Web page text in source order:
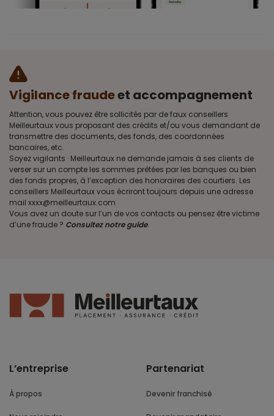
Vigilance fraudeet accompagnement
Attention, vous pouvez être sollicités par de faux conseillers
Meilleurtaux vous proposant des crédits et/ou vous demandant de
transmettre des documents, des fonds, des coordonnées
bancaires, etc.
Soyez vigilants · Meilleurtaux ne demande jamais à ses clients de
verser sur un compte les sommes prêtées par les banques ou bien
des fonds propres, à l’exception des honoraires des courtiers. Les
conseillers Meilleurtaux vous écriront toujours depuis une adresse
mail xxxx@meilleurtaux.com
Vous avez un doute sur l’un de vos contacts ou pensez être victime
d’une fraude ? Consultez notre guide.
L’entreprise
À propos
Partenariat
Devenir franchisé